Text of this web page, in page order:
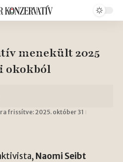
menekült 2025
okokból
frissítve: 2025. október 31
Naomi Seibt